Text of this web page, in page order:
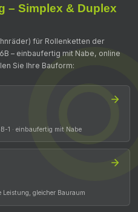
– Simplex & Duplex
für Rollenketten der
– einbaufertig mit Nabe, online
Sie Ihre Bauform:
1 · einbaufertig mit Nabe
Leistung, gleicher Bauraum